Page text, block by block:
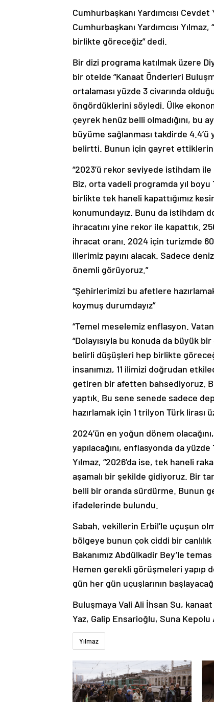
Cumhurbaşkanı Yardımcısı Cevdet
Cumhurbaşkanı Yardımcısı
birlikte göreceğiz” dedi.
Bir dizi programa katılmak üzere
bir otelde “Kanaat Önderleri
ortalaması yüzde 3 civarında
öngördüklerini söyledi. Ülke
çeyrek henüz belli olmadığını, bu
büyüme sağlanması takdirde
belirtti. Bunun için gayret
“2023’ü rekor seviyede istihdam ile
Biz, orta vadeli programda yıl
birlikte tek haneli kapattığımız
konumundayız. Bunu da istihdam
ihracatını yine rekor ile kapattık.
ihracat oranı. 2024 için turizmde
illerimiz payını alacak. Sadece
önemli görüyoruz.”
“Şehirlerimizi bu afetlere
koymuş durumdayız”
“Temel meselemiz enflasyon.
“Dolayısıyla bu konuda da büyük
belirli düşüşleri hep birlikte
insanımızı, 11 ilimizi doğrudan
getiren bir afetten bahsediyoruz.
yaptık. Bu sene senede sadece
hazırlamak için 1 trilyon Türk lirası
2024’ün en yoğun dönem
yapılacağını, enflasyonda da
Yılmaz, “2026’da ise, tek haneli
aşamalı bir şekilde gidiyoruz. Bir
belli bir oranda sürdürme. Bunun
ifadelerinde bulundu.
Sabah, vekillerin Erbil’le uçuşun
bölgeye bunun çok ciddi bir
Bakanımız Abdülkadir Bey’le
Hemen gerekli görüşmeleri yapıp
gün her gün uçuşlarının
Buluşmaya Vali Ali İhsan Su,
Yaz, Galip Ensarioğlu, Suna Kepolu
Yılmaz